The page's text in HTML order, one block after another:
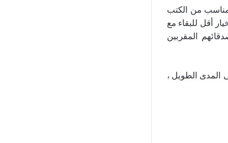
من الكتب
أقل للبقاء مع
المقربين
المدى الطويل ،